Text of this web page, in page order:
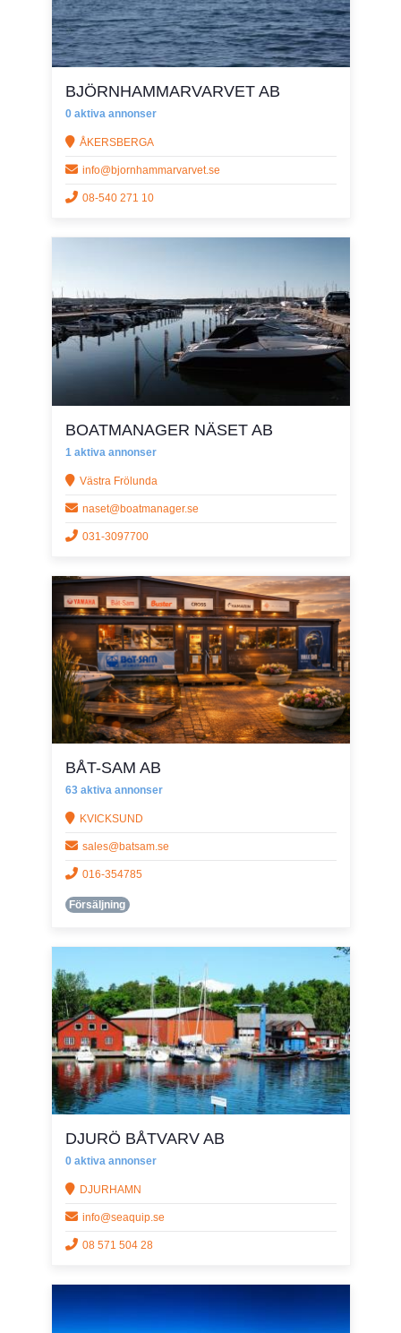
BJÖRNHAMMARVARVET AB
0 aktiva annonser
ÅKERSBERGA
info@bjornhammarvarvet.se
08-540 271 10
BOATMANAGER NÄSET AB
1 aktiva annonser
Västra Frölunda
naset@boatmanager.se
031-3097700
BÅT-SAM AB
63 aktiva annonser
KVICKSUND
sales@batsam.se
016-354785
Försäljning
DJURÖ BÅTVARV AB
0 aktiva annonser
DJURHAMN
info@seaquip.se
08 571 504 28